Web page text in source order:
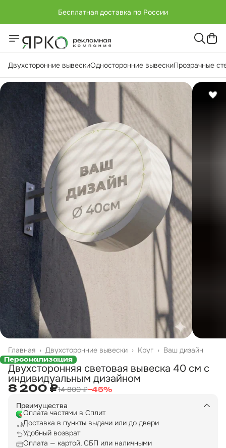
Бесплатная доставка по России
Бесплатная доставка по России
Двухсторонние вывескиОдносторонние вывескиПрозрачные
Ваш дизайн
Круг ›
Двухсторонние вывески ›
Главная ›
Персонализация
Двухсторонняя световая вывеска 40 см с
индивидуальным дизайном
8 200 ₽14 800 ₽−45%
Преимущества
Оплата частями в Сплит
Доставка в пункты выдачи или до двери
Удобный возврат
Оплата — картой, СБП или наличными